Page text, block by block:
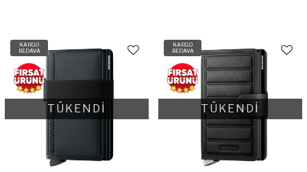
KARGO
BEDAVA
TÜKENDİ
KARGO
BEDAVA
TÜKENDİ